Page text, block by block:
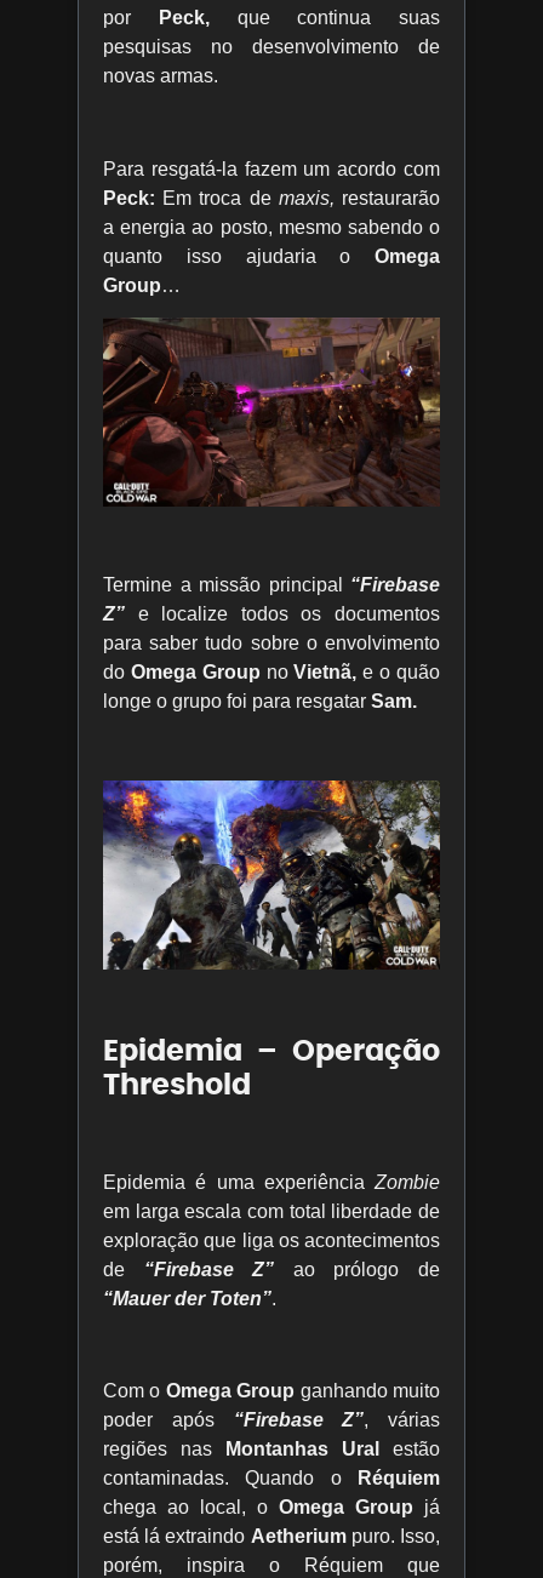
por Peck,que continua suas
pesquisas no desenvolvimento de
novas armas.
Para resgatá-la fazem um acordo com
Peck: Em troca de maxis, restaurarão
a energia ao posto, mesmo sabendo o
quanto isso ajudaria o Omega
Group…
Termine a missão principal “Firebase
Z” e localize todos os documentos
para saber tudo sobre o envolvimento
do Omega Group noVietnã, e o quão
longe o grupo foi para resgatar Sam.
Epidemia – Operação
Threshold
Epidemia é uma experiência Zombie
em larga escala com total liberdade de
exploração que liga os acontecimentos
de “Firebase Z” ao prólogo de
“Mauer der Toten”.
Com o Omega Group ganhando muito
poder após “Firebase Z”, várias
regiões nas
Montanhas Ural
estão
contaminadas. Quando o
Réquiem
chega ao local, o Omega Group já
está lá extraindo Aetheriumpuro. Isso,
porém, inspira o Réquiem que